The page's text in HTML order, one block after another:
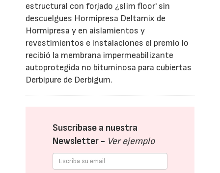
estructural con forjado ¿slim floor' sin
descuelgues Hormipresa Deltamix de
Hormipresa y en aislamientos y
revestimientos e instalaciones el premio lo
recibió la membrana impermeabilizante
autoprotegida no bituminosa para cubiertas
Derbipure de Derbigum.
Suscríbase a nuestra
Newsletter - Ver ejemplo